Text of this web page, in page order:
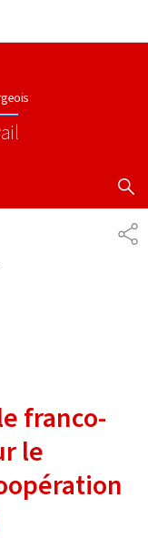
franco-
le